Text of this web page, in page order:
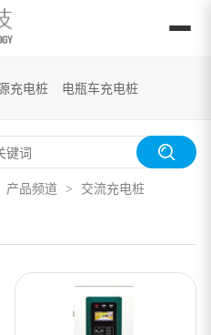
充电桩 电瓶车充电桩
产品频道 > 交流充电桩